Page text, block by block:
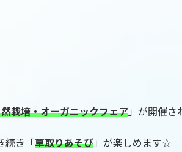
栽培・オーガニックフェア 」が開催さ
続き「草取りあそび 」が楽しめます☆